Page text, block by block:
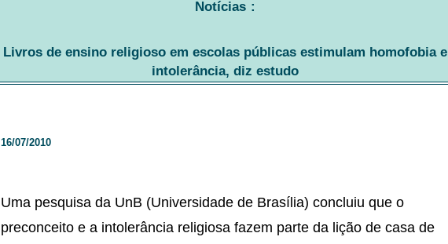
Notícias :
Livros de ensino religioso em escolas públicas estimulam homofobia e
intolerância, diz estudo
16/07/2010
Uma pesquisa da UnB (Universidade de Brasília) concluiu que o
preconceito e a intolerância religiosa fazem parte da lição de casa de